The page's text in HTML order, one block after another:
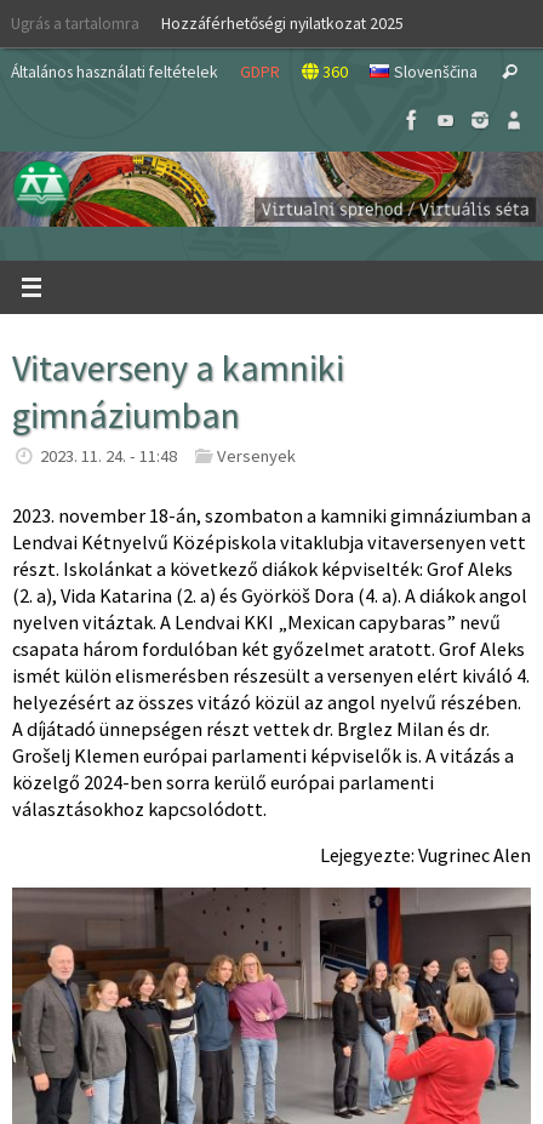
Skip
content
Ugrás a tartalomra Hozzáférhetőségi nyilatkozat 2025
Általános használati feltételek GDPR 360 Slovenščina Search
Vitaverseny a kamniki
gimnáziumban
2023. 11. 24. - 11:48 Versenyek
2023. november 18-án, szombaton a kamniki gimnáziumban a
Lendvai Kétnyelvű Középiskola vitaklubja vitaversenyen vett
részt. Iskolánkat a következő diákok képviselték: Grof Aleks
(2. a), Vida Katarina (2. a) és Györköš Dora (4. a). A diákok angol
nyelven vitáztak. A Lendvai KKI „Mexican capybaras” nevű
csapata három fordulóban két győzelmet aratott. Grof Aleks
ismét külön elismerésben részesült a versenyen elért kiváló 4.
helyezésért az összes vitázó közül az angol nyelvű részében.
A díjátadó ünnepségen részt vettek dr. Brglez Milan és dr.
Grošelj Klemen európai parlamenti képviselők is. A vitázás a
közelgő 2024-ben sorra kerülő európai parlamenti
választásokhoz kapcsolódott.
Lejegyezte: Vugrinec Alen